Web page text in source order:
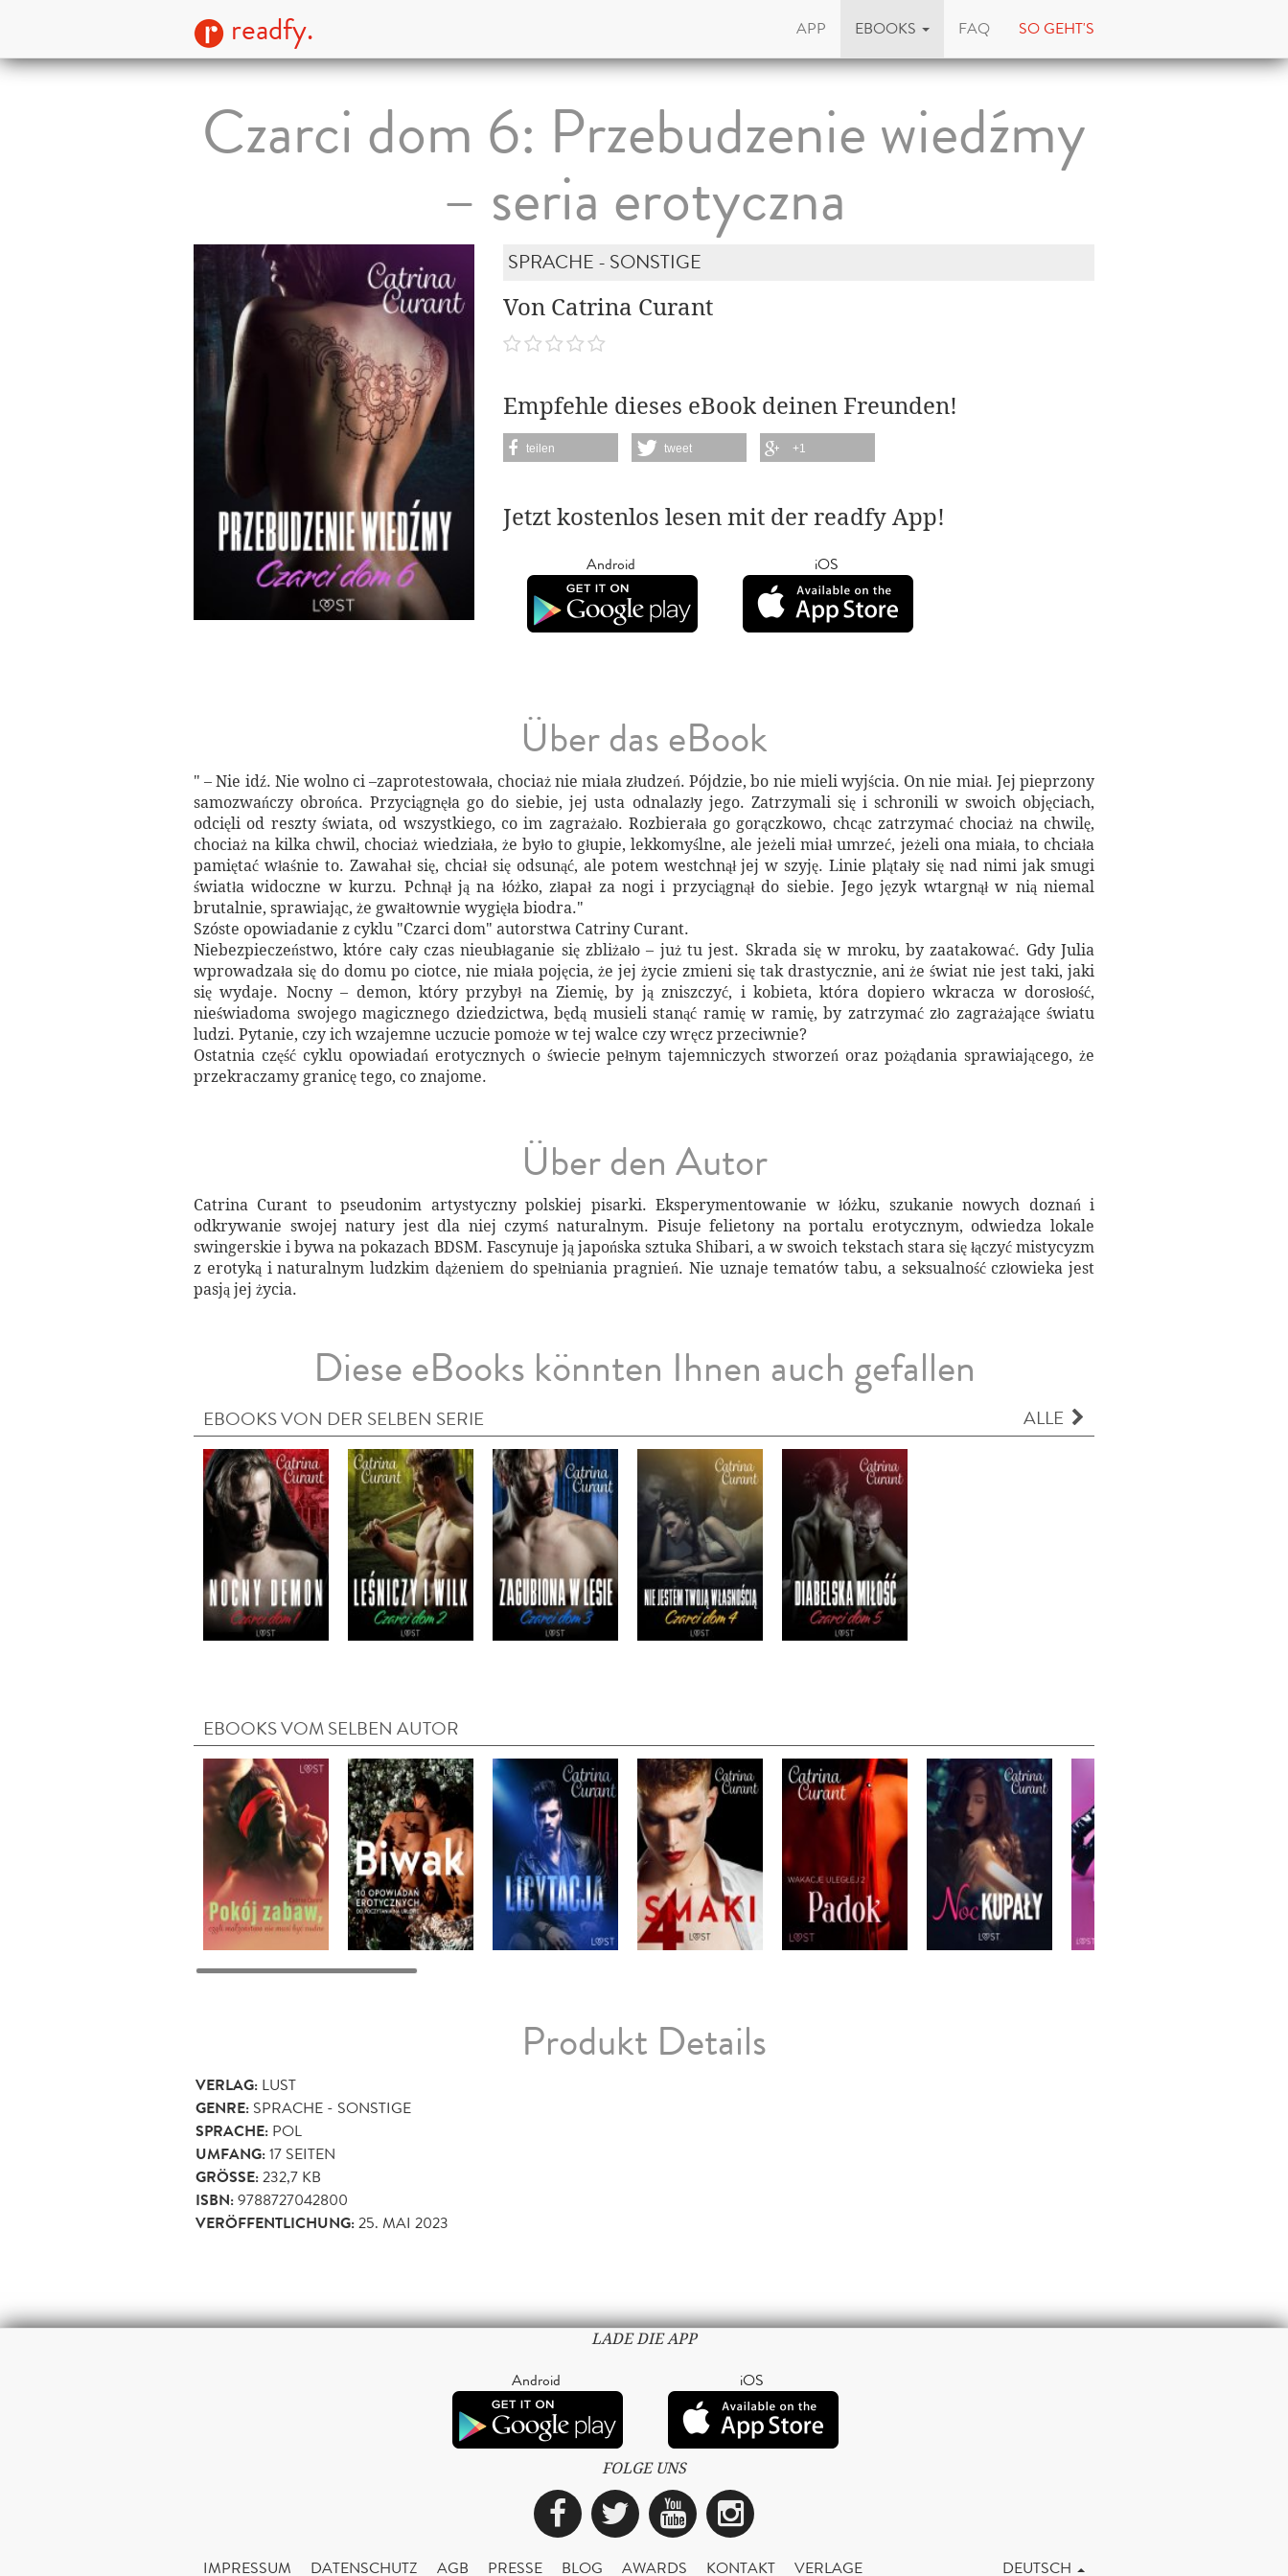
readfy. APP EBOOKS FAQ SO GEHT'S
Czarci dom 6: Przebudzenie wiedźmy
– seria erotyczna
SPRACHE - SONSTIGE
Von Catrina Curant
Empfehle dieses eBook deinen Freunden!
teilen tweet +1
Jetzt kostenlos lesen mit der readfy App!
Android iOS
Über das eBook
" – Nie idź. Nie wolno ci –zaprotestowała, chociaż nie miała złudzeń. Pójdzie, bo nie mieli wyjścia. On nie miał. Jej pieprzony
samozwańczy obrońca. Przyciągnęła go do siebie, jej usta odnalazły jego. Zatrzymali się i schronili w swoich objęciach,
odcięli od reszty świata, od wszystkiego, co im zagrażało. Rozbierała go gorączkowo, chcąc zatrzymać chociaż na chwilę,
chociaż na kilka chwil, chociaż wiedziała, że było to głupie, lekkomyślne, ale jeżeli miał umrzeć, jeżeli ona miała, to chciała
pamiętać właśnie to. Zawahał się, chciał się odsunąć, ale potem westchnął jej w szyję. Linie plątały się nad nimi jak smugi
światła widoczne w kurzu. Pchnął ją na łóżko, złapał za nogi i przyciągnął do siebie. Jego język wtargnął w nią niemal
brutalnie, sprawiając, że gwałtownie wygięła biodra."
Szóste opowiadanie z cyklu "Czarci dom" autorstwa Catriny Curant.
Niebezpieczeństwo, które cały czas nieubłaganie się zbliżało – już tu jest. Skrada się w mroku, by zaatakować. Gdy Julia
wprowadzała się do domu po ciotce, nie miała pojęcia, że jej życie zmieni się tak drastycznie, ani że świat nie jest taki, jaki
się wydaje. Nocny – demon, który przybył na Ziemię, by ją zniszczyć, i kobieta, która dopiero wkracza w dorosłość,
nieświadoma swojego magicznego dziedzictwa, będą musieli stanąć ramię w ramię, by zatrzymać zło zagrażające światu
ludzi. Pytanie, czy ich wzajemne uczucie pomoże w tej walce czy wręcz przeciwnie?
Ostatnia część cyklu opowiadań erotycznych o świecie pełnym tajemniczych stworzeń oraz pożądania sprawiającego, że
przekraczamy granicę tego, co znajome.
Über den Autor
Catrina Curant to pseudonim artystyczny polskiej pisarki. Eksperymentowanie w łóżku, szukanie nowych doznań i
odkrywanie swojej natury jest dla niej czymś naturalnym. Pisuje felietony na portalu erotycznym, odwiedza lokale
swingerskie i bywa na pokazach BDSM. Fascynuje ją japońska sztuka Shibari, a w swoich tekstach stara się łączyć mistycyzm
z erotyką i naturalnym ludzkim dążeniem do spełniania pragnień. Nie uznaje tematów tabu, a seksualność człowieka jest
pasją jej życia.
Diese eBooks könnten Ihnen auch gefallen
EBOOKS VON DER SELBEN SERIE ALLE
EBOOKS VOM SELBEN AUTOR
Produkt Details
VERLAG: LUST
GENRE: SPRACHE - SONSTIGE
SPRACHE: POL
UMFANG:17 SEITEN
GRÖSSE: 232,7 KB
ISBN:9788727042800
VERÖFFENTLICHUNG:25. MAI 2023
LADE DIE APP
Android iOS
FOLGE UNS
Facebook
TwitterYouTubeInstagram
IMPRESSUM DATENSCHUTZ AGB PRESSE BLOG AWARDS KONTAKT VERLAGE DEUTSCH